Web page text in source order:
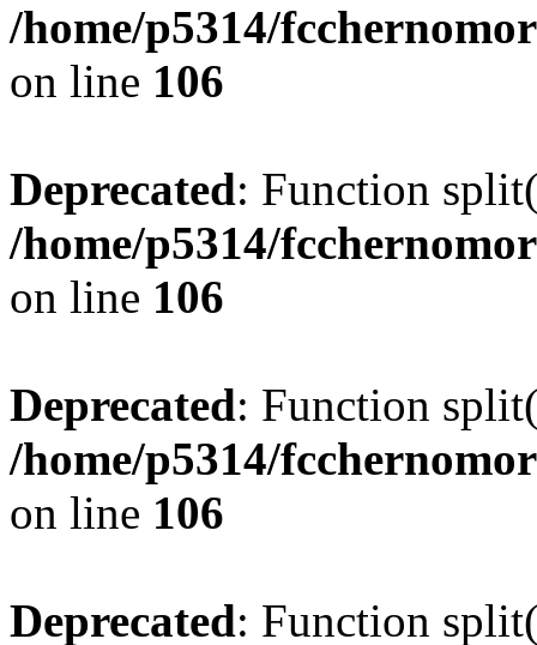
/home/p5314/
on line 106
Deprecated: Function
/home/p5314/
on line 106
Deprecated: Function
/home/p5314/
on line 106
Deprecated: Function